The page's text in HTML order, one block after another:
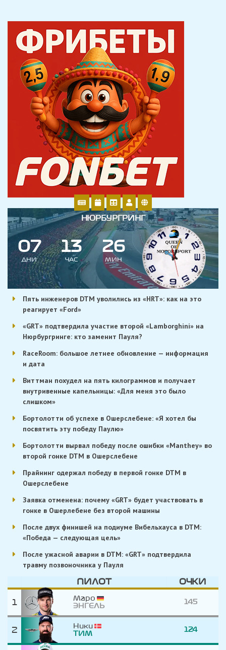
НЮРБУРГРИНГ
07
ДНИ
13
ЧАС
26
МИН
Пять инженеров DTM уволились из «HRT»: как на это
реагирует «Ford»
«GRT» подтвердила участие второй «Lamborghini» на
Нюрбургринге: кто заменит Пауля?
RaceRoom: большое летнее обновление — информация
и дата
Виттман похудел на пять килограммов и получает
внутривенные капельницы: «Для меня это было
слишком»
Бортолотти об успехе в Ошерслебене: «Я хотел бы
посвятить эту победу Паулю»
Бортолотти вырвал победу после ошибки «Manthey» во
второй гонке DTM в Ошерслебене
Прайнинг одержал победу в первой гонке DTM в
Ошерслебене
Заявка отменена: почему «GRT» будет участвовать в
гонке в Ошерлебене без второй машины
После двух финишей на подиуме Вибельхауса в DTM:
«Победа — следующая цель»
После ужасной аварии в DTM: «GRT» подтвердила
травму позвоночника у Пауля
ПИЛОТ ОЧКИ
1
Маро
ЭНГЕЛЬ
145
2
Ники
ТИМ
124